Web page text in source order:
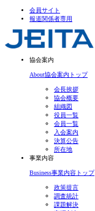
会員サイト
報道関係者専用
協会案内
About協会案内トップ
会長挨拶
協会概要
組織図
役員一覧
会員一覧
入会案内
決算公告
所在地
事業内容
Business事業内容トップ
政策提言
調査統計
課題解決